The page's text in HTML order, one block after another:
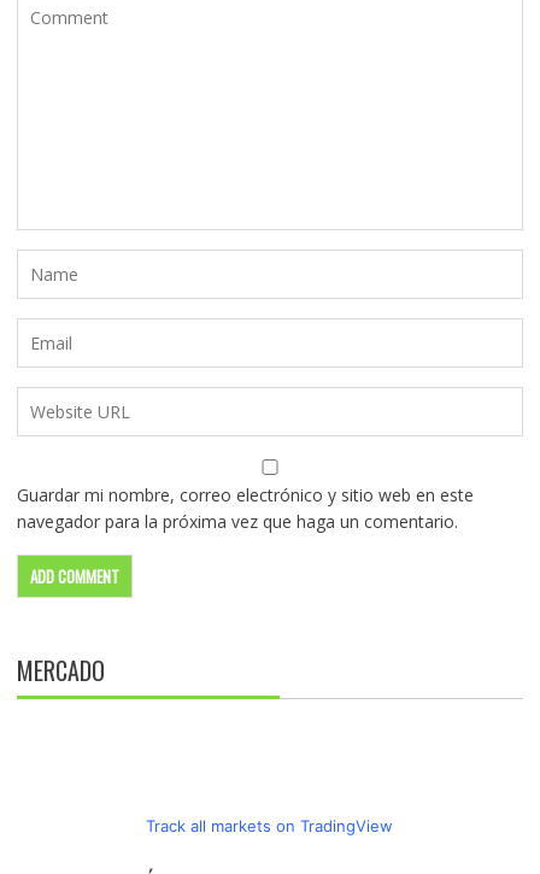
Guardar mi nombre, correo electrónico y sitio web en este
navegador para la próxima vez que haga un comentario.
MERCADO
Track all markets on TradingView